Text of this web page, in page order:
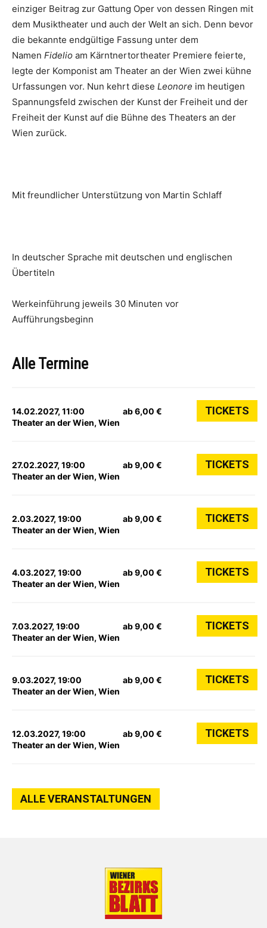
einziger Beitrag zur Gattung Oper von dessen Ringen mit
dem Musiktheater und auch der Welt an sich. Denn bevor
die bekannte endgültige Fassung unter dem
Namen Fidelio am Kärntnertortheater Premiere feierte,
legte der Komponist am Theater an der Wien zwei kühne
Urfassungen vor. Nun kehrt diese Leonore im heutigen
Spannungsfeld zwischen der Kunst der Freiheit und der
Freiheit der Kunst auf die Bühne des Theaters an der
Wien zurück.
Mit freundlicher Unterstützung von Martin Schlaff
In deutscher Sprache mit deutschen und englischen
Übertiteln
Werkeinführung jeweils 30 Minuten vor
Aufführungsbeginn
Alle Termine
14.02.2027, 11:00
Theater an der Wien, Wien
ab 6,00 € TICKETS
27.02.2027, 19:00
Theater an der Wien, Wien
ab 9,00 € TICKETS
2.03.2027, 19:00
Theater an der Wien, Wien
ab 9,00 € TICKETS
4.03.2027, 19:00
Theater an der Wien, Wien
ab 9,00 € TICKETS
7.03.2027, 19:00
Theater an der Wien, Wien
ab 9,00 € TICKETS
9.03.2027, 19:00
Theater an der Wien, Wien
ab 9,00 € TICKETS
12.03.2027, 19:00
Theater an der Wien, Wien
ab 9,00 € TICKETS
ALLE VERANSTALTUNGEN